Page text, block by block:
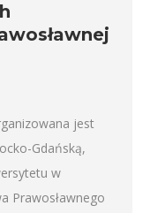
jest
Gdańską,
w
Prawosławnego